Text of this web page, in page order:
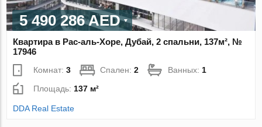
5 490 286 AED
Квартира в Рас-аль-Хоре, Дубай, 2 спальни, 137м², №
17946
Комнат:3 Спален:2 Ванных: 1
Площадь: 137 м²
DDA Real Estate